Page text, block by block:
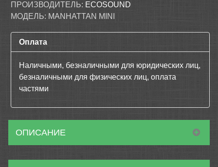
ПРОИЗВОДИТЕЛЬ: ECOSOUND
МОДЕЛЬ: MANHATTAN MINI
Оплата
Наличными, безналичными для юридических лиц,
безналичными для физических лиц, оплата
частями
ОПИСАНИЕ